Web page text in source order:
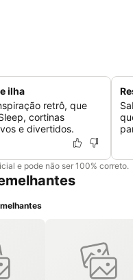
ilha
retrô, que
cortinas
e divertidos.
e pode não ser 100% correto.